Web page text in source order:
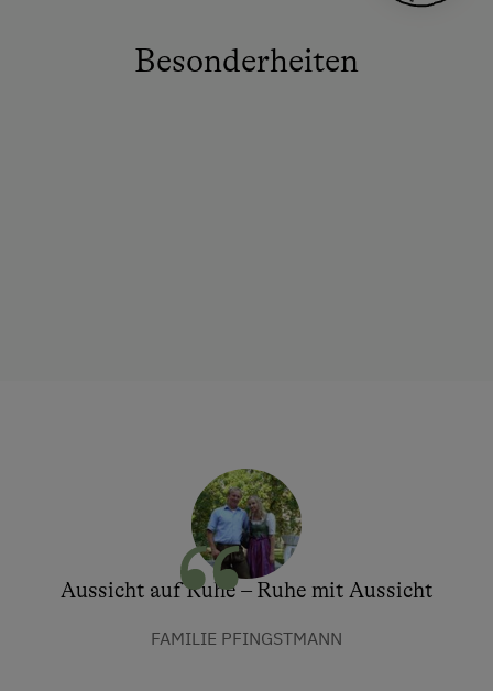
Besonderheiten
Aussicht auf Ruhe – Ruhe mit Aussicht
FAMILIE PFINGSTMANN